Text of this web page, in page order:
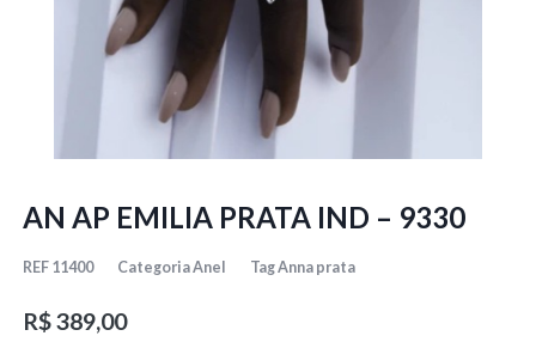
AN AP EMILIA PRATA IND – 9330
REF 11400 CategoriaAnel TagAnna prata
R$389,00